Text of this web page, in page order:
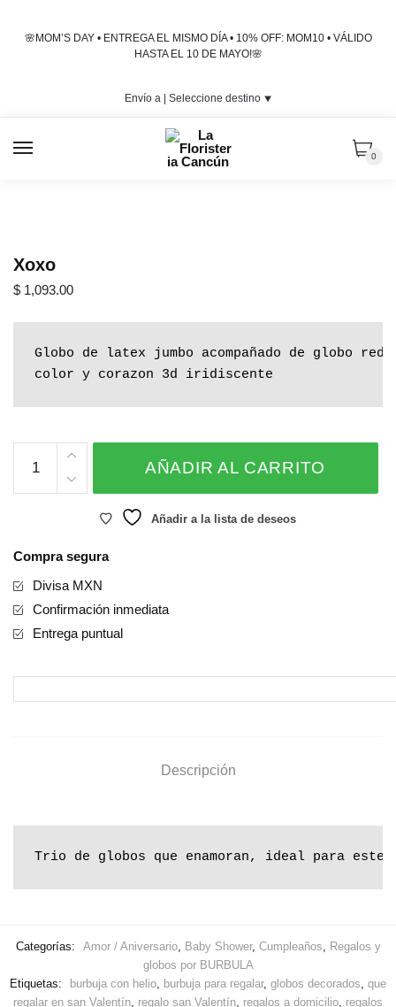
🌸MOM’S DAY • ENTREGA EL MISMO DÍA • 10% OFF: MOM10 • VÁLIDO
HASTA EL 10 DE MAYO!🌸
Envío a | Seleccione destino⯆
0
Xoxo
$ 1,093.00
Globo de latex jumbo acompañado de globo
color y corazon 3d iridiscente
cantidad
AÑADIR AL CARRITO
Añadir a la lista de deseos
Compra segura
Divisa MXN
Confirmación inmediata
Entrega puntual
Descripción
Trio de globos que enamoran, ideal para
Categorías: Amor / Aniversario, Baby Shower, Cumpleaños
Regalos y
globos por BURBULA
Etiquetas:
burbuja con helio burbuja para regalar, globos decorados que
regalar en san Valentín regalo san Valentín regalos a domicilio regalos